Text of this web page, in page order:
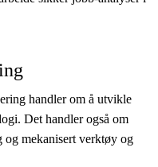
handler om å utvikle
Det handler også om
og mekanisert verktøy og